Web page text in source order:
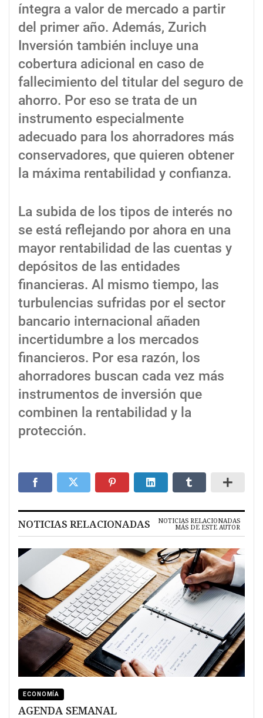
íntegra a valor de mercado a partir
del primer año. Además, Zurich
Inversión también incluye una
cobertura adicional en caso de
fallecimiento del titular del seguro de
ahorro. Por eso se trata de un
instrumento especialmente
adecuado para los ahorradores más
conservadores, que quieren obtener
la máxima rentabilidad y confianza.
La subida de los tipos de interés no
se está reflejando por ahora en una
mayor rentabilidad de las cuentas y
depósitos de las entidades
financieras. Al mismo tiempo, las
turbulencias sufridas por el sector
bancario internacional añaden
incertidumbre a los mercados
financieros. Por esa razón, los
ahorradores buscan cada vez más
instrumentos de inversión que
combinen la rentabilidad y la
protección.
NOTICIAS RELACIONADAS NOTICIAS RELACIONADAS
MÁS DE ESTE AUTOR
ECONOMÍA
AGENDA SEMANAL